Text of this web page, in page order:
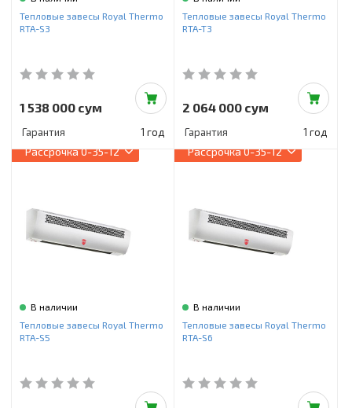
Инструменты и техника
Красота и здоровье
Пылесосы
Фильтры для воды
Сантехника
Тепловые завесы Royal Thermo
RTA-S3
1 538 000 сум
Гарантия 1 год
Тепловые завесы Royal Thermo
RTA-T3
2 064 000 сум
Гарантия 1 год
Рассрочка0-35-12
В наличии
Тепловые завесы Royal Thermo
RTA-S5
Рассрочка0-35-12
В наличии
Тепловые завесы Royal Thermo
RTA-S6